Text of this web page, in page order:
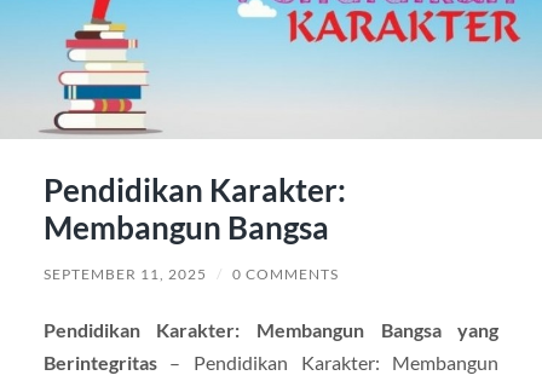
Pendidikan Karakter:
Membangun Bangsa
SEPTEMBER 11, 2025 / 0 COMMENTS
Pendidikan Karakter: Membangun Bangsa yang
Berintegritas– Pendidikan Karakter: Membangun